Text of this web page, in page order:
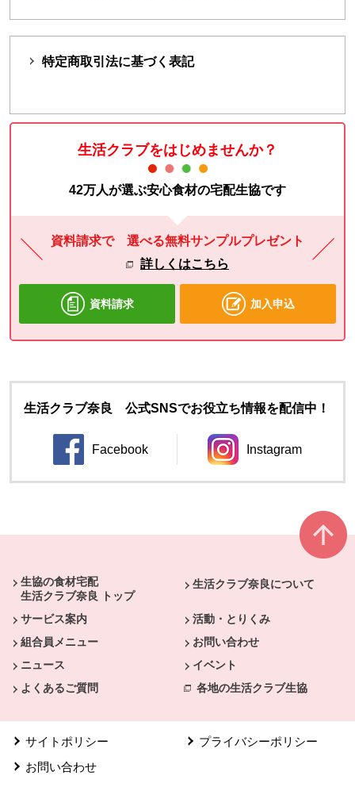
特定商取引法に基づく表記
生活クラブをはじめませんか？
42万人が選ぶ安心食材の宅配生協です
資料請求で 選べる無料サンプルプレゼント
詳しくはこちら
資料請求 加入申込
生活クラブ奈良 公式SNSでお役立ち情報を配信中！
Facebook
別のウィンドウで開きます。
Instagram
別のウィンドウ
生協の食材宅配
生活クラブ奈良 トップ
生活クラブ奈良について
サービス案内
活動・とりくみ
組合員メニュー
お問い合わせ
ニュース
イベント
よくあるご質問
各地の生活クラブ生協
サイトポリシー
プライバシーポリシー
お問い合わせ